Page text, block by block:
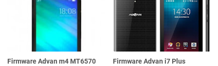
Firmware Advan m4 MT6570 Firmware Advan i7 Plus